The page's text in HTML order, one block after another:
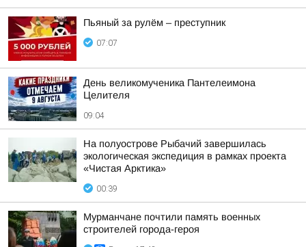
Пьяный за рулём – преступник
07:07
День великомученика Пантелеимона
Целителя
09:04
На полуострове Рыбачий завершилась
экологическая экспедиция в рамках проекта
«Чистая Арктика»
00:39
Мурманчане почтили память военных
строителей города-героя